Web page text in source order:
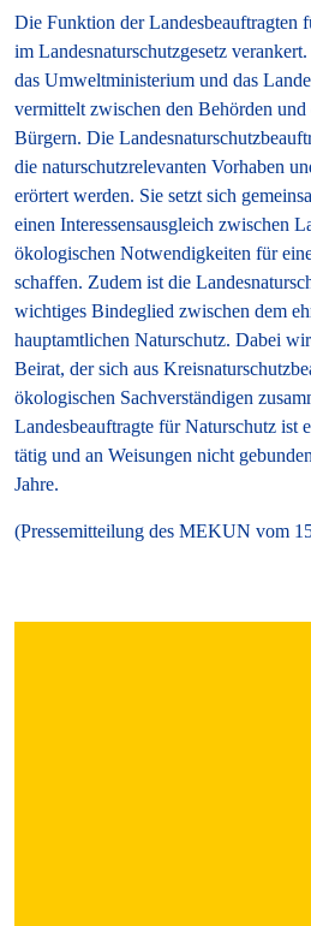
Die Funktion der Landesbeauftragten
im Landesnaturschutzgesetz
das Umweltministerium und das
vermittelt zwischen den Behörden
Bürgern. Die
die naturschutzrelevanten Vorhaben
erörtert werden. Sie setzt sich
einen Interessensausgleich zwischen
ökologischen Notwendigkeiten für
schaffen. Zudem ist die
wichtiges Bindeglied zwischen dem
hauptamtlichen Naturschutz. Dabei
Beirat, der sich aus
ökologischen Sachverständigen
Landesbeauftragte für Naturschutz ist
tätig und an Weisungen nicht
Jahre.
(Pressemitteilung des MEKUN vom